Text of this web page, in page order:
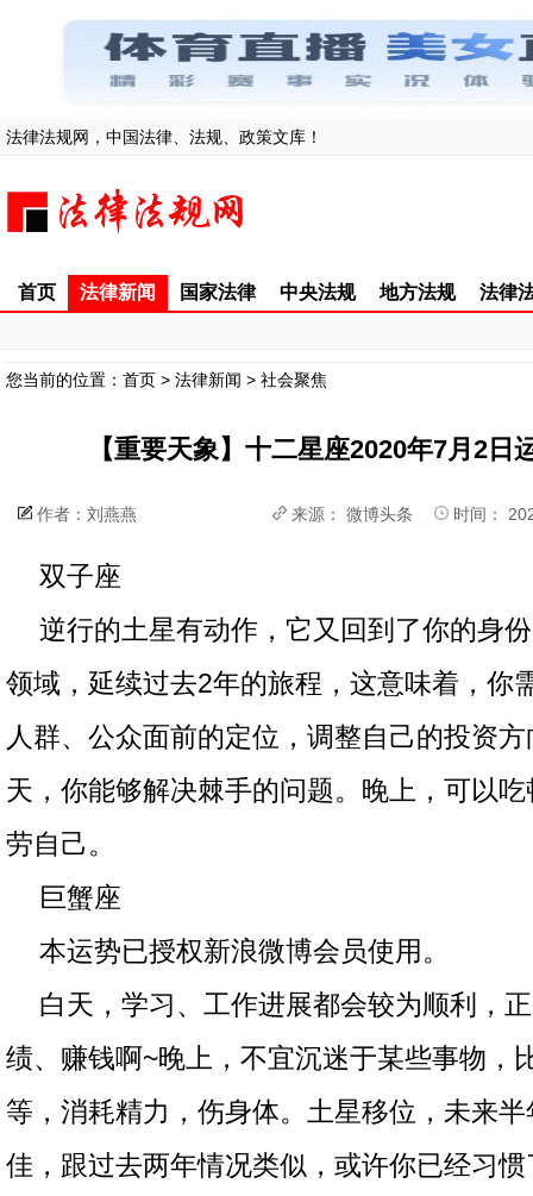
法律法规网，中国法律、法规、政策文库！
首页 法律新闻 国家法律 中央法规 地方法规 法律
您当前的位置： 首页 > 法律新闻 > 社会聚焦
【重要天象】十二星座2020年7月2日
作者：刘燕燕 来源： 微博头条 时间：
双子座
逆行的土星有动作，它又回到了你的身
领域，延续过去2年的旅程，这意味着，你
人群、公众面前的定位，调整自己的投资
天，你能够解决棘手的问题。晚上，可以
劳自己。
巨蟹座
本运势已授权新浪微博会员使用。
白天，学习、工作进展都会较为顺利，
绩、赚钱啊~晚上，不宜沉迷于某些事物，
等，消耗精力，伤身体。土星移位，未来
佳，跟过去两年情况类似，或许你已经习惯